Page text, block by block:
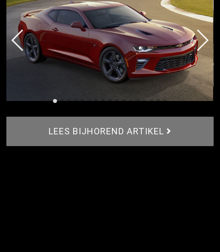
LEES BIJHOREND ARTIKEL